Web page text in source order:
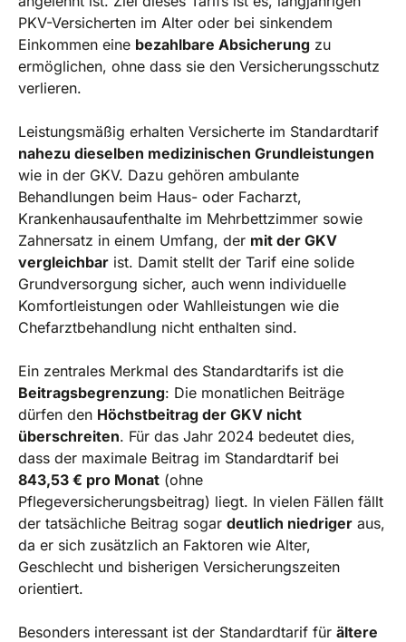
PKV-Versicherten im Alter oder bei sinkendem
Einkommen eine bezahlbare Absicherung zu
ermöglichen, ohne dass sie den Versicherungsschutz
verlieren.
Leistungsmäßig erhalten Versicherte im Standardtarif
nahezu dieselben medizinischen Grundleistungen
wie in der GKV. Dazu gehören ambulante
Behandlungen beim Haus- oder Facharzt,
Krankenhausaufenthalte im Mehrbettzimmer sowie
Zahnersatz in einem Umfang, der mit der GKV
vergleichbar ist. Damit stellt der Tarif eine solide
Grundversorgung sicher, auch wenn individuelle
Komfortleistungen oder Wahlleistungen wie die
Chefarztbehandlung nicht enthalten sind.
Ein zentrales Merkmal des Standardtarifs ist die
Beitragsbegrenzung: Die monatlichen Beiträge
dürfen den Höchstbeitrag der GKV nicht
überschreiten. Für das Jahr 2024 bedeutet dies,
dass der maximale Beitrag im Standardtarif bei
843,53 € pro Monat (ohne
Pflegeversicherungsbeitrag) liegt. In vielen Fällen fällt
der tatsächliche Beitrag sogar deutlich niedriger aus,
da er sich zusätzlich an Faktoren wie Alter,
Geschlecht und bisherigen Versicherungszeiten
orientiert.
Besonders interessant ist der Standardtarif für ältere